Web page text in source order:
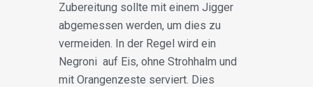
Zubereitung sollte mit einem Jigger
abgemessen werden, um dies zu
vermeiden. In der Regel wird ein
Negroni auf Eis, ohne Strohhalm und
mit Orangenzeste serviert. Dies